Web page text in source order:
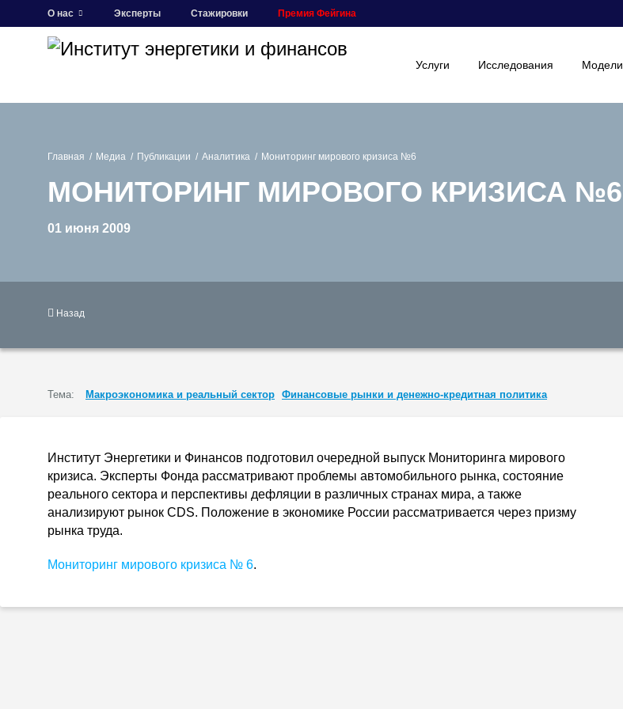
О нас Эксперты Стажировки Премия Фейгина
Услуги Исследования Модели
Главная Медиа Публикации Аналитика Мониторинг мирового кризиса №6
МОНИТОРИНГ МИРОВОГО КРИЗИСА №6
01 июня 2009
Назад
Тема: Макроэкономика и реальный сектор Финансовые рынки и денежно-кредитная политика
Институт Энергетики и Финансов подготовил очередной выпуск Мониторинга мирового
кризиса. Эксперты Фонда рассматривают проблемы автомобильного рынка, состояние
реального сектора и перспективы дефляции в различных странах мира, а также
анализируют рынок CDS. Положение в экономике России рассматривается через призму
рынка труда.
Мониторинг мирового кризиса № 6.